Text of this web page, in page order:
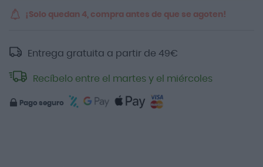
¡Solo quedan 4, compra antes de que se agoten!
Entrega gratuita a partir de 49€
Recíbelo entre el martes y el miércoles
Pago seguro